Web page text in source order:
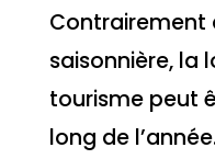
Contrairement
saisonnière, la
tourisme peut
long de